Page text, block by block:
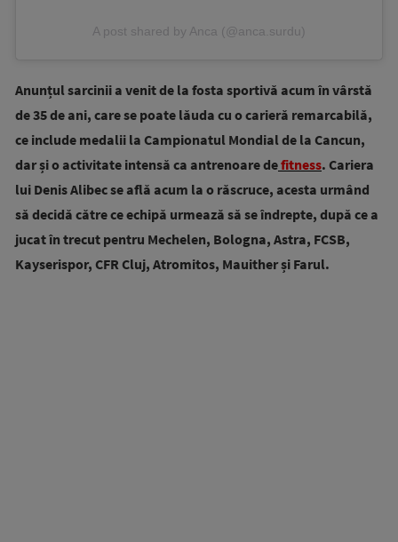
A post shared by Anca (@anca.surdu)
Anunțul sarcinii a venit de la fosta sportivă acum în vârstă
de 35 de ani, care se poate lăuda cu o carieră remarcabilă,
ce include medalii la Campionatul Mondial de la Cancun,
dar și o activitate intensă ca antrenoare defitness. Cariera
lui Denis Alibec se află acum la o răscruce, acesta urmând
să decidă către ce echipă urmează să se îndrepte, după ce a
jucat în trecut pentru Mechelen, Bologna, Astra, FCSB,
Kayserispor, CFR Cluj, Atromitos, Mauither și Farul.